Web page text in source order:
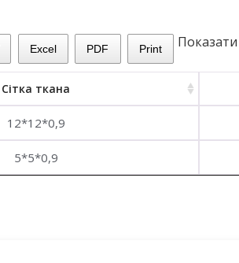
Excel PDF Print Показати
Сітка ткана
12*12*0,9
5*5*0,9